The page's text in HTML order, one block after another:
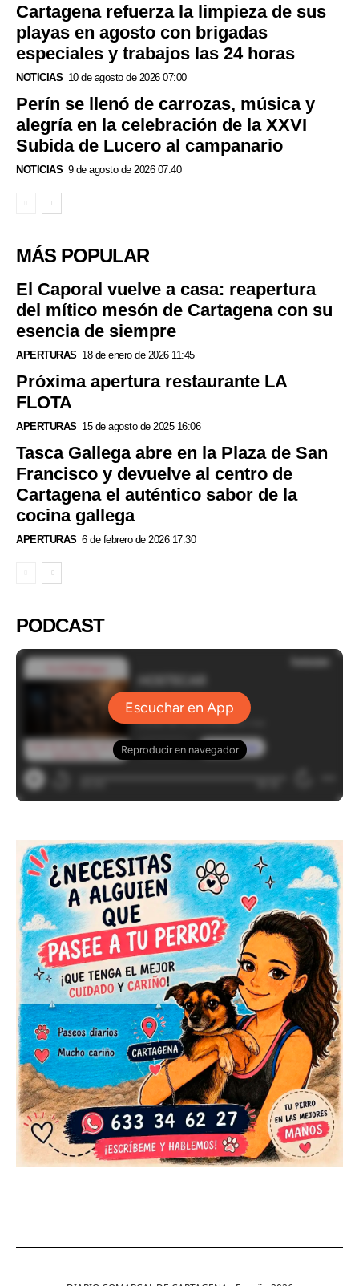
Cartagena refuerza la limpieza de sus
playas en agosto con brigadas
especiales y trabajos las 24 horas
NOTICIAS 10 de agosto de 2026 07:00
Perín se llenó de carrozas, música y
alegría en la celebración de la XXVI
Subida de Lucero al campanario
NOTICIAS 9 de agosto de 2026 07:40
MÁS POPULAR
El Caporal vuelve a casa: reapertura
del mítico mesón de Cartagena con su
esencia de siempre
APERTURAS 18 de enero de 2026 11:45
Próxima apertura restaurante LA
FLOTA
APERTURAS 15 de agosto de 2025 16:06
Tasca Gallega abre en la Plaza de San
Francisco y devuelve al centro de
Cartagena el auténtico sabor de la
cocina gallega
APERTURAS 6 de febrero de 2026 17:30
PODCAST